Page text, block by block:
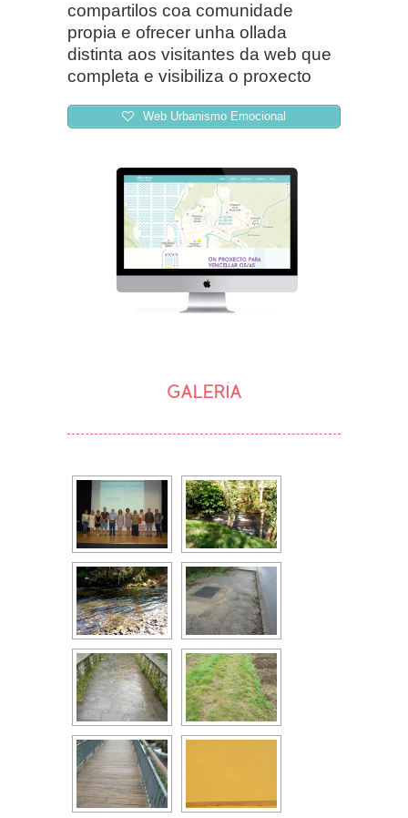
compartilos coa comunidade
propia e ofrecer unha ollada
distinta aos visitantes da web que
completa e visibiliza o proxecto
Web Urbanismo Emocional
GALERÍA